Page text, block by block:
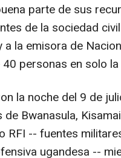
parte de sus
de la sociedad
la emisora de
personas en solo
la noche del 9 de
Bwanasula,
RFI -- fuentes
ugandesa --